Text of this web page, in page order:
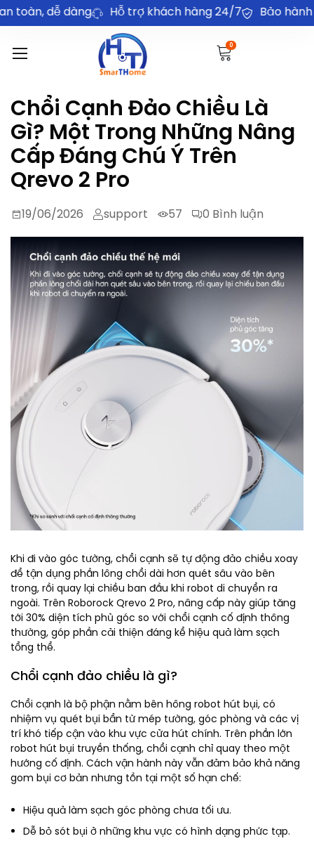
Hỗ trợ khách hàng 24/7 Bảo hành chính hãng 24
0
Chổi Cạnh Đảo Chiều Là
Gì? Một Trong Những Nâng
Cấp Đáng Chú Ý Trên
Qrevo 2 Pro
19/06/2026 support 57 0 Bình luận
Khi đi vào góc tường, chổi cạnh sẽ tự động đảo chiều xoay
để tận dụng phần lông chổi dài hơn quét sâu vào bên
trong, rồi quay lại chiều ban đầu khi robot di chuyển ra
ngoài. Trên Roborock Qrevo 2 Pro, nâng cấp này giúp tăng
tới 30% diện tích phủ góc so với chổi cạnh cố định thông
thường, góp phần cải thiện đáng kể hiệu quả làm sạch
tổng thể.
Chổi cạnh đảo chiều là gì?
Chổi cạnh là bộ phận nằm bên hông robot hút bụi, có
nhiệm vụ quét bụi bẩn từ mép tường, góc phòng và các vị
trí khó tiếp cận vào khu vực cửa hút chính. Trên phần lớn
robot hút bụi truyền thống, chổi cạnh chỉ quay theo một
hướng cố định. Cách vận hành này vẫn đảm bảo khả năng
gom bụi cơ bản nhưng tồn tại một số hạn chế:
Hiệu quả làm sạch góc phòng chưa tối ưu.
Dễ bỏ sót bụi ở những khu vực có hình dạng phức tạp.